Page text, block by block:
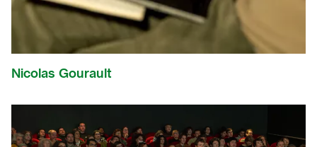
Nicolas Gourault